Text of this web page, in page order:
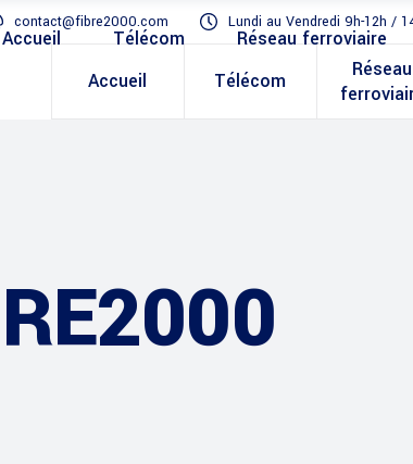
contact@fibre2000.com Lundi au Vendredi 9h-12h /
Accueil Télécom
Réseau
Accueil Télécom Réseau ferroviaire